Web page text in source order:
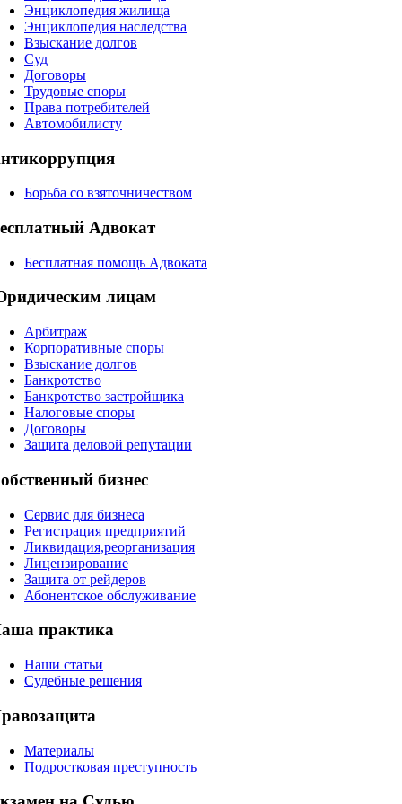
Энциклопедия жилища
Энциклопедия наследства
Взыскание долгов
Суд
Договоры
Трудовые споры
Права потребителей
Автомобилисту
Борьба со взяточничеством
Адвокат
Бесплатная помощь Адвоката
лицам
Арбитраж
Корпоративные споры
Взыскание долгов
Банкротство
Банкротство застройщика
Налоговые споры
Договоры
Защита деловой репутации
бизнес
Сервис для бизнеса
Регистрация предприятий
Ликвидация,реорганизация
Лицензирование
Защита от рейдеров
Абонентское обслуживание
практика
Наши статьи
Судебные решения
Материалы
Подростковая преступность